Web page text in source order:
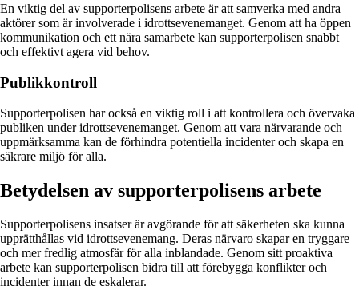
En viktig del av supporterpolisens arbete är att samverka med andra
aktörer som är involverade i idrottsevenemanget. Genom att ha öppen
kommunikation och ett nära samarbete kan supporterpolisen snabbt
och effektivt agera vid behov.
Publikkontroll
Supporterpolisen har också en viktig roll i att kontrollera och övervaka
publiken under idrottsevenemanget. Genom att vara närvarande och
uppmärksamma kan de förhindra potentiella incidenter och skapa en
säkrare miljö för alla.
Betydelsen av supporterpolisens arbete
Supporterpolisens insatser är avgörande för att säkerheten ska kunna
upprätthållas vid idrottsevenemang. Deras närvaro skapar en tryggare
och mer fredlig atmosfär för alla inblandade. Genom sitt proaktiva
arbete kan supporterpolisen bidra till att förebygga konflikter och
incidenter innan de eskalerar.